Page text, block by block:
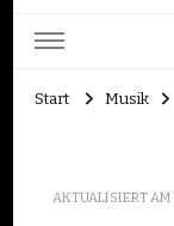
Start Musik
AKTUALISIERT AM